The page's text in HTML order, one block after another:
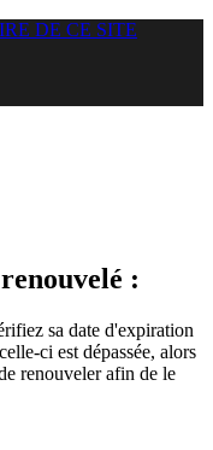
DE CE SITE
:
sa date d'expiration
ci est dépassée, alors
renouveler afin de le